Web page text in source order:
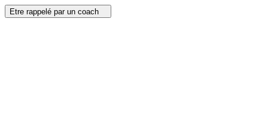
Etre rappelé par un coach